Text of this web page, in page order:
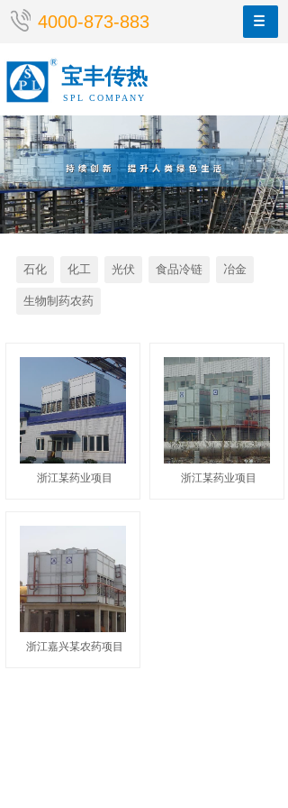
4000-873-883
宝丰传热
SPL COMPANY
石化 化工 光伏 食品冷链 冶金
生物制药农药
浙江某药业项目 浙江某药业项目
浙江嘉兴某农药项目